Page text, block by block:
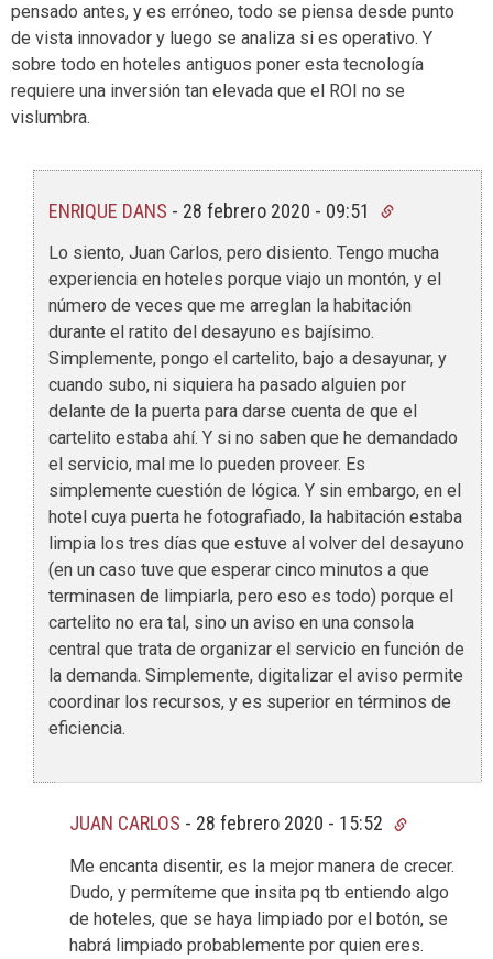
pensado antes, y es erróneo, todo se piensa desde punto
de vista innovador y luego se analiza si es operativo. Y
sobre todo en hoteles antiguos poner esta tecnología
requiere una inversión tan elevada que el ROI no se
vislumbra.
ENRIQUE DANS - 28 febrero 2020 - 09:51
Lo siento, Juan Carlos, pero disiento. Tengo mucha
experiencia en hoteles porque viajo un montón, y el
número de veces que me arreglan la habitación
durante el ratito del desayuno es bajísimo.
Simplemente, pongo el cartelito, bajo a desayunar, y
cuando subo, ni siquiera ha pasado alguien por
delante de la puerta para darse cuenta de que el
cartelito estaba ahí. Y si no saben que he demandado
el servicio, mal me lo pueden proveer. Es
simplemente cuestión de lógica. Y sin embargo, en el
hotel cuya puerta he fotografiado, la habitación estaba
limpia los tres días que estuve al volver del desayuno
(en un caso tuve que esperar cinco minutos a que
terminasen de limpiarla, pero eso es todo) porque el
cartelito no era tal, sino un aviso en una consola
central que trata de organizar el servicio en función de
la demanda. Simplemente, digitalizar el aviso permite
coordinar los recursos, y es superior en términos de
eficiencia.
JUAN CARLOS - 28 febrero 2020 - 15:52
Me encanta disentir, es la mejor manera de crecer.
Dudo, y permíteme que insita pq tb entiendo algo
de hoteles, que se haya limpiado por el botón, se
habrá limpiado probablemente por quien eres.